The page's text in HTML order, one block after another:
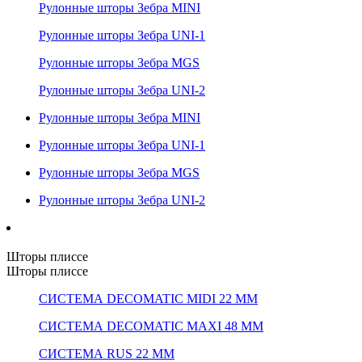
Рулонные шторы Зебра MINI
Рулонные шторы Зебра UNI-1
Рулонные шторы Зебра MGS
Рулонные шторы Зебра UNI-2
Рулонные шторы Зебра MINI
Рулонные шторы Зебра UNI-1
Рулонные шторы Зебра MGS
Рулонные шторы Зебра UNI-2
Шторы плиссе
Шторы плиссе
СИСТЕМА DECOMATIC MIDI 22 ММ
СИСТЕМА DECOMATIC MAXI 48 ММ
СИСТЕМА RUS 22 ММ